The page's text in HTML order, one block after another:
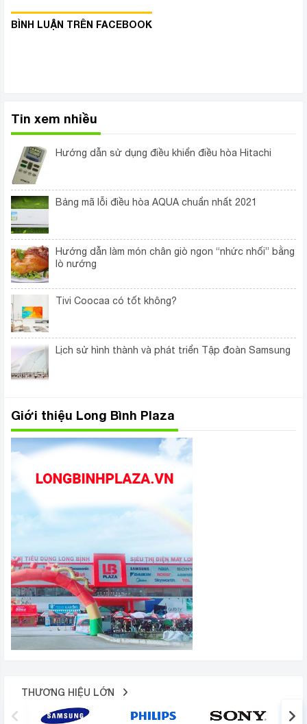
BÌNH LUẬN TRÊN FACEBOOK
Tin xem nhiều
Hướng dẫn sử dụng điều khiển điều hòa Hitachi
Bảng mã lỗi điều hòa AQUA chuẩn nhất 2021
Hướng dẫn làm món chân giò ngon “nhức nhối” bằng
lò nướng
Tivi Coocaa có tốt không?
Lịch sử hình thành và phát triển Tập đoàn Samsung
Giới thiệu Long Bình Plaza
THƯƠNG HIỆU LỚN